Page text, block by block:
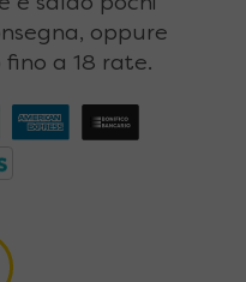
e saldo pochi
oppure
a 18 rate.